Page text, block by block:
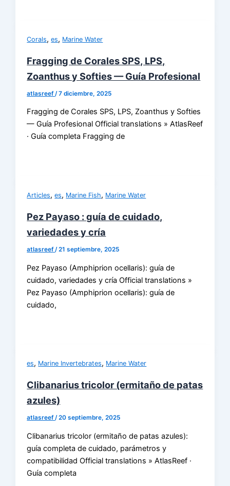
Corals,es, Marine Water
Fragging de Corales SPS, LPS,
Zoanthus y Softies — Guía Profesional
atlasreef/7 diciembre, 2025
Fragging de Corales SPS, LPS, Zoanthus y Softies
— Guía Profesional Official translations » AtlasReef
· Guía completa Fragging de
Articles,es, Marine Fish, Marine Water
Pez Payaso : guía de cuidado,
variedades y cría
atlasreef/21 septiembre, 2025
Pez Payaso (Amphiprion ocellaris): guía de
cuidado, variedades y cría Official translations »
Pez Payaso (Amphiprion ocellaris): guía de
cuidado,
es, Marine Invertebrates, Marine Water
Clibanarius tricolor (ermitaño de patas
azules)
atlasreef/20 septiembre, 2025
Clibanarius tricolor (ermitaño de patas azules):
guía completa de cuidado, parámetros y
compatibilidad Official translations » AtlasReef ·
Guía completa